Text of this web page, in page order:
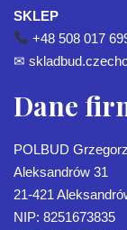
SKLEP
+48 508 017
✉
Dane
POLBUD
Aleksandrów 31
21-421
NIP: 8251673835